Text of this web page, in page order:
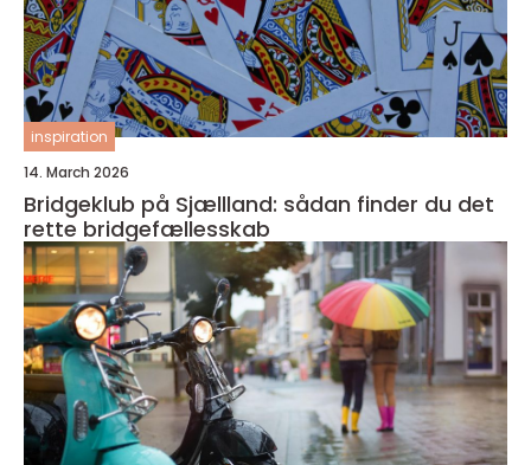
inspiration
14. March 2026
Bridgeklub på Sjællland: sådan finder du det
rette bridgefællesskab